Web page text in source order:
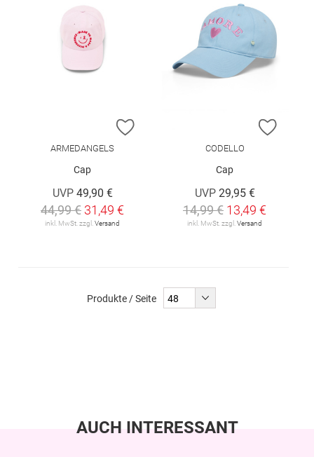
ZUR WUNSCHLISTE HINZUFÜGEN
ARMEDANGELS
Cap
UVP 49,90 €
44,99 € 31,49 €
inkl. MwSt. zzgl. Versand
ZUR
CODELLO
Cap
UVP 29,95 €
14,99 € 13,49 €
inkl. MwSt. zzgl. Versand
Produkte / Seite
AUCH INTERESSANT